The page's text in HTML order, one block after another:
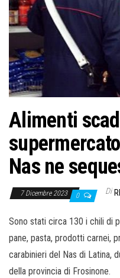
Alimenti
Nas ne
7 Dicembre 2023 0 Di
Sono stati circa 130 i chili di
pane, pasta, prodotti carnei,
carabinieri del Nas di Latina,
della provincia di Frosinone.